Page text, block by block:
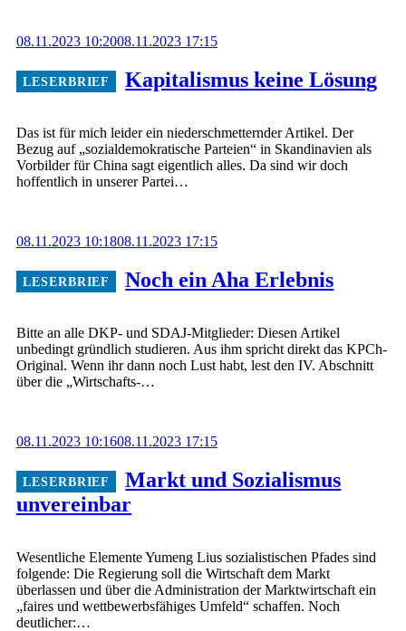
Kapitalismus keine Lösung
08.11.2023 10:2008.11.2023 17:15
Das ist für mich leider ein niederschmetternder Artikel. Der
Bezug auf „sozialdemokratische Parteien“ in Skandinavien als
Vorbilder für China sagt eigentlich alles. Da sind wir doch
hoffentlich in unserer Partei…
Noch ein Aha Erlebnis
08.11.2023 10:1808.11.2023 17:15
Bitte an alle DKP- und SDAJ-Mitglieder: Diesen Artikel
unbedingt gründlich studieren. Aus ihm spricht direkt das KPCh-
Original. Wenn ihr dann noch Lust habt, lest den IV. Abschnitt
über die „Wirtschafts-…
Markt und Sozialismus
unvereinbar
08.11.2023 10:1608.11.2023 17:15
Wesentliche Elemente Yumeng Lius sozialistischen Pfades sind
folgende: Die Regierung soll die Wirtschaft dem Markt
überlassen und über die Administration der Marktwirtschaft ein
„faires und wettbewerbsfähiges Umfeld“ schaffen. Noch
deutlicher:…